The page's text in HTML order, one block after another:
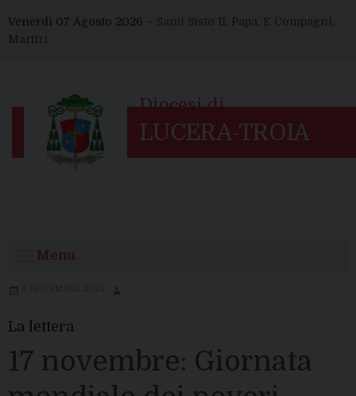
to
content
Venerdì 07 Agosto 2026 – Santi Sisto II, Papa, E Compagni,
Martiri
Menu
La lettera
17 novembre: Giornata